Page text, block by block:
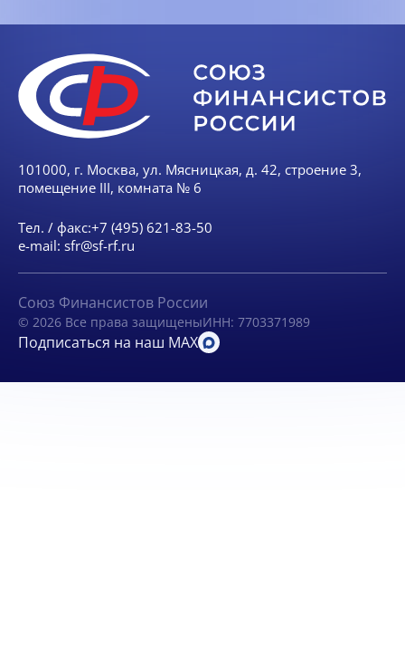
101000, г. Москва, ул. Мясницкая, д. 42, строение 3,
помещение III, комната № 6
Тел. / факс:+7 (495) 621-83-50
e-mail: sfr@sf-rf.ru
Союз Финансистов России
© 2026 Все права защищеныИНН: 7703371989
Подписаться на наш MAX